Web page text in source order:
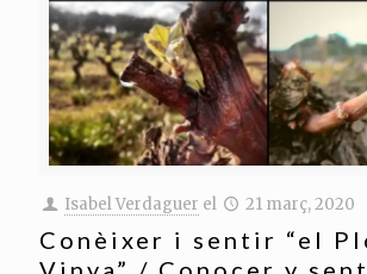
Isabel Verdaguer el 21 març, 2020
Conèixer i sentir “el